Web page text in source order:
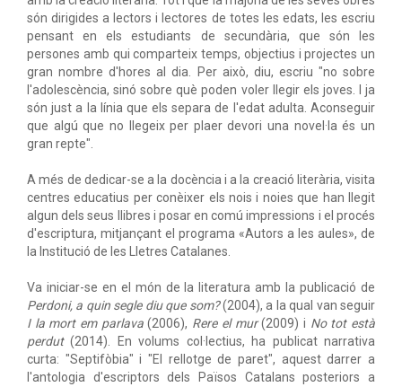
són dirigides a lectors i lectores de totes les edats, les escriu
pensant en els estudiants de secundària, que són les
persones amb qui comparteix temps, objectius i projectes un
gran nombre d'hores al dia. Per això, diu, escriu "no sobre
l'adolescència, sinó sobre què poden voler llegir els joves. I ja
són just a la línia que els separa de l'edat adulta. Aconseguir
que algú que no llegeix per plaer devori una novel·la és un
gran repte".
A més de dedicar-se a la docència i a la creació literària, visita
centres educatius per conèixer els nois i noies que han llegit
algun dels seus llibres i posar en comú impressions i el procés
d'escriptura, mitjançant el programa «Autors a les aules», de
la Institució de les Lletres Catalanes.
Va iniciar-se en el món de la literatura amb la publicació de
Perdoni, a quin segle diu que som?(2004), a la qual van seguir
I la mort em parlava(2006), Rere el mur(2009) i No tot està
perdut(2014). En volums col·lectius, ha publicat narrativa
curta: "Septifòbia" i "El rellotge de paret", aquest darrer a
l'antologia d'escriptors dels Països Catalans posteriors a